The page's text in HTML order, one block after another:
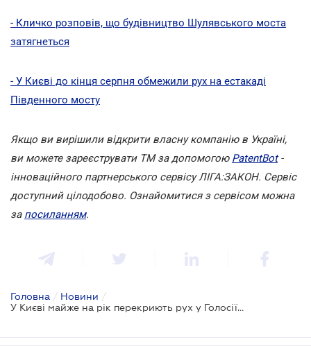
- Кличко розповів, що будівництво Шулявського моста
затягнеться
- У Києві до кінця серпня обмежили рух на естакаді
Південного мосту
Якщо ви вирішили відкрити власну компанію в Україні,
ви можете зареєструвати ТМ за допомогою PatentBot-
інноваційного партнерського сервісу ЛІГА:ЗАКОН. Сервіс
доступний цілодобово. Ознайомитися з сервісом можна
за посиланням.
Головна / Новини /
У Києві майже на рік перекриють рух у Голосіївському районі